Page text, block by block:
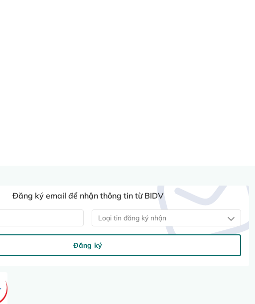
Đăng ký email để nhận thông tin từ BIDV
Loại tin đăng ký nhận
Đăng ký